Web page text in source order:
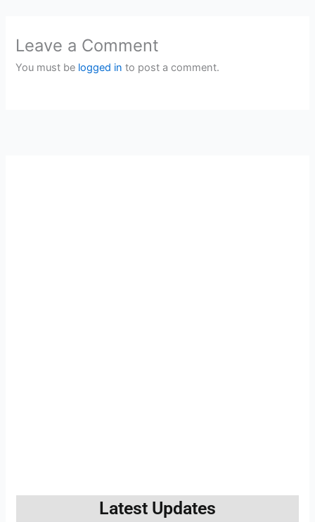
Leave a Comment
You must be logged in to post a comment.
Latest Updates